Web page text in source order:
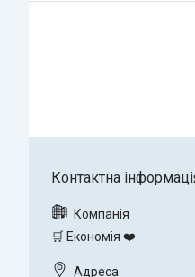
🛒 Економія ❤️